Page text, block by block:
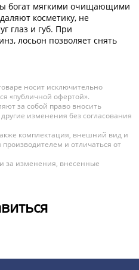
богат мягкими очищающими
косметику, не
глаз и губ. При
лосьон позволяет снять
носит исключительно
«публичной офертой».
за собой право вносить
изменения без согласования
комплектация, внешний вид и
производителем и отличаться от
за изменения, внесенные